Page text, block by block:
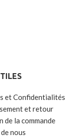
et Confidentialités
et retour
de la commande
nous